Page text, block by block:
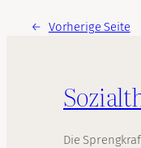
← Vorherige Seite
Die